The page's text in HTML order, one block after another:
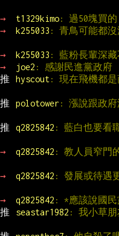
→ t1329kimo: 過50塊買的
→
k255033 : 青鳥可能都沒
→ k255033 : 藍粉長輩深藏
→
joe2 : 感謝民進黨政府
推
hyscout: 現在飛機都是
推 polotower : 漲說跟政府
推 q2825842 : 藍白也要看
→ q2825842 : 教人員窄門
→ q2825842 : 發展或待遇
→ q2825842 : *應該說國民
推
seastar1982 : 我小草朋